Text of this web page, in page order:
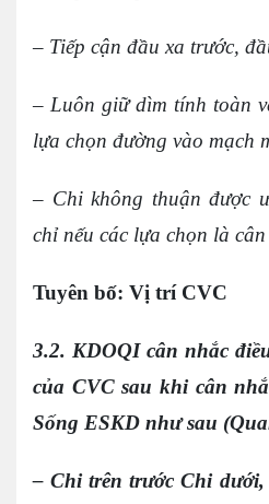
– Tiếp cận đầu xa trước,
– Luôn giữ dìm tính toàn
lựa chọn đường vào mạch
– Chi không thuận được
chỉ nếu các lựa chọn là
Tuyên bố: Vị trí CVC
3.2. KDOQI cân nhắc
của CVC sau khi cân
Sống ESKD như sau
– Chi trên trước Chi